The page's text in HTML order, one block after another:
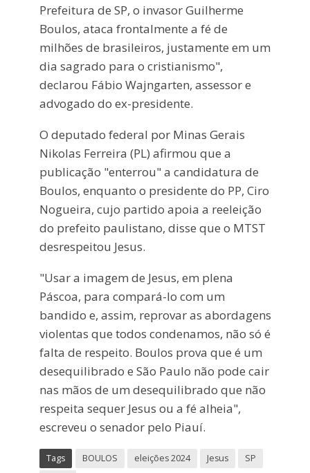
Prefeitura de SP, o invasor Guilherme
Boulos, ataca frontalmente a fé de
milhões de brasileiros, justamente em um
dia sagrado para o cristianismo",
declarou Fábio Wajngarten, assessor e
advogado do ex-presidente.
O deputado federal por Minas Gerais
Nikolas Ferreira (PL) afirmou que a
publicação "enterrou" a candidatura de
Boulos, enquanto o presidente do PP, Ciro
Nogueira, cujo partido apoia a reeleição
do prefeito paulistano, disse que o MTST
desrespeitou Jesus.
"Usar a imagem de Jesus, em plena
Páscoa, para compará-lo com um
bandido e, assim, reprovar as abordagens
violentas que todos condenamos, não só é
falta de respeito. Boulos prova que é um
desequilibrado e São Paulo não pode cair
nas mãos de um desequilibrado que não
respeita sequer Jesus ou a fé alheia",
escreveu o senador pelo Piauí.
Tags BOULOS eleições 2024 Jesus
SP